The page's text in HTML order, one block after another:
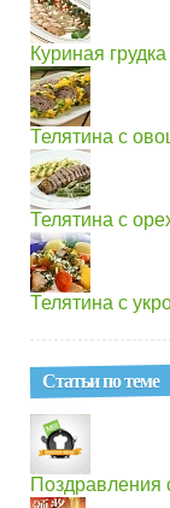
Куриная
Телятина с
Телятина с
Телятина с
Статьи по теме
Поздравления